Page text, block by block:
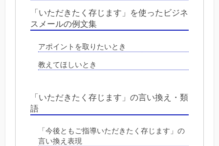
「いただきたく存じます」を使ったビジネ
スメールの例文集
アポイントを取りたいとき
教えてほしいとき
「いただきたく存じます」の言い換え・類
語
「今後ともご指導いただきたく存じます」の
言い換え表現